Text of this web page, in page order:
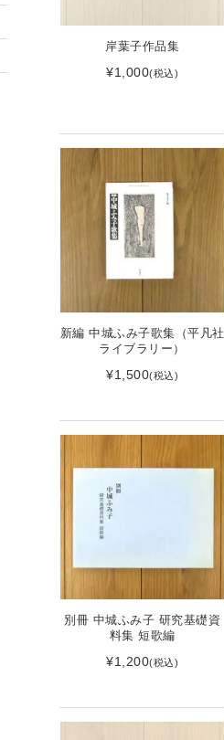
岸葉子作品集
¥1,000(税込)
新編 中城ふみ子歌集（平凡社
ライブラリー）
¥1,500(税込)
別冊 中城ふみ子 研究基礎資
料集 短歌編
¥1,200(税込)